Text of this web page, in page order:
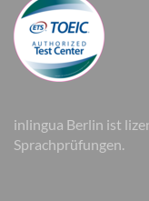
inlingua Berlin ist
Sprachprüfungen.